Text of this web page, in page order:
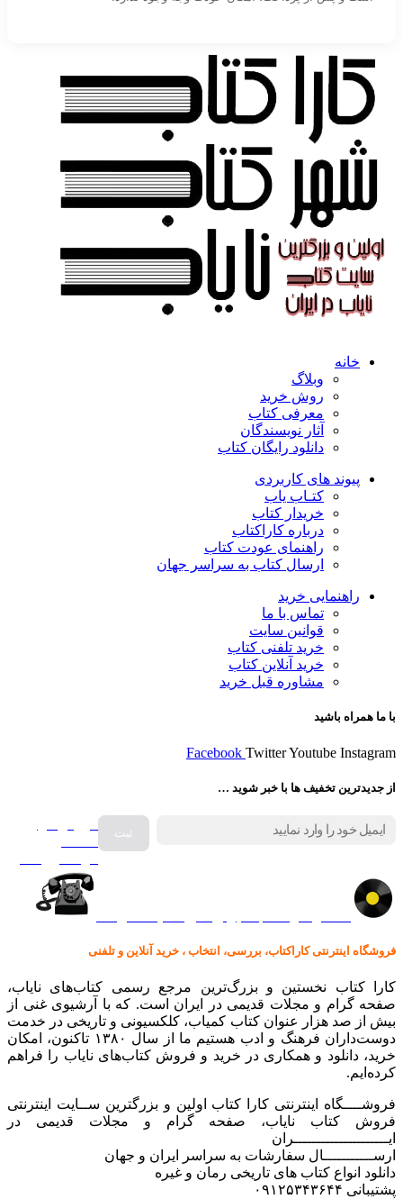
خانه
وبلاگ
روش خرید
معرفی کتاب
آثار نویسندگان
دانلود رایگان کتاب
پیوند های کاربردی
کتـاب یاب
خریدار کتاب
درباره کاراکتاب
راهنمای عودت کتاب
ارسال کتاب به سراسر جهان
راهنمایی خرید
تماس با ما
قوانین سایت
خرید تلفنی کتاب
خرید آنلاین کتاب
مشاوره قبل خرید
با ما همراه باشید
Facebook TwitterYoutube Instagram
از جدیدترین تخفیف ها با خبر شوید …
فروش انواع
فروشگاه اینترنتی کاراکتاب، بررسی، انتخاب ، خرید آنلاین و تلفنی
کارا کتاب نخستین و بزرگ‌ترین مرجع رسمی کتاب‌های نایاب،
صفحه گرام و مجلات قدیمی در ایران است. که با آرشیوی غنی از
بیش از صد هزار عنوان کتاب کمیاب، کلکسیونی و تاریخی در خدمت
دوست‌داران فرهنگ و ادب هستیم ما از سال ۱۳۸۰ تاکنون، امکان
خرید، دانلود و همکاری در خرید و فروش کتاب‌های نایاب را فراهم
کرده‌ایم.
فروشــــگاه اینترنتی کارا کتاب اولین و بزرگترین ســایت اینترنتی
فروش کتاب نایاب، صفحه گرام و مجلات قدیمی در
ایـــــــــــــــــــــران
ارســـــــــــال سفارشات به سراسر ایران و جهان
دانلود انواع کتاب های تاریخی رمان و غیره
پشتیبانی ۰۹۱۲۵۳۴۳۶۴۴